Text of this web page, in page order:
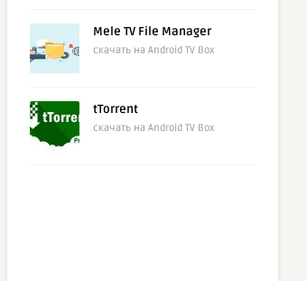
Mele TV File Manager
скачать на Android TV Box
tTorrent
скачать на Android TV Box